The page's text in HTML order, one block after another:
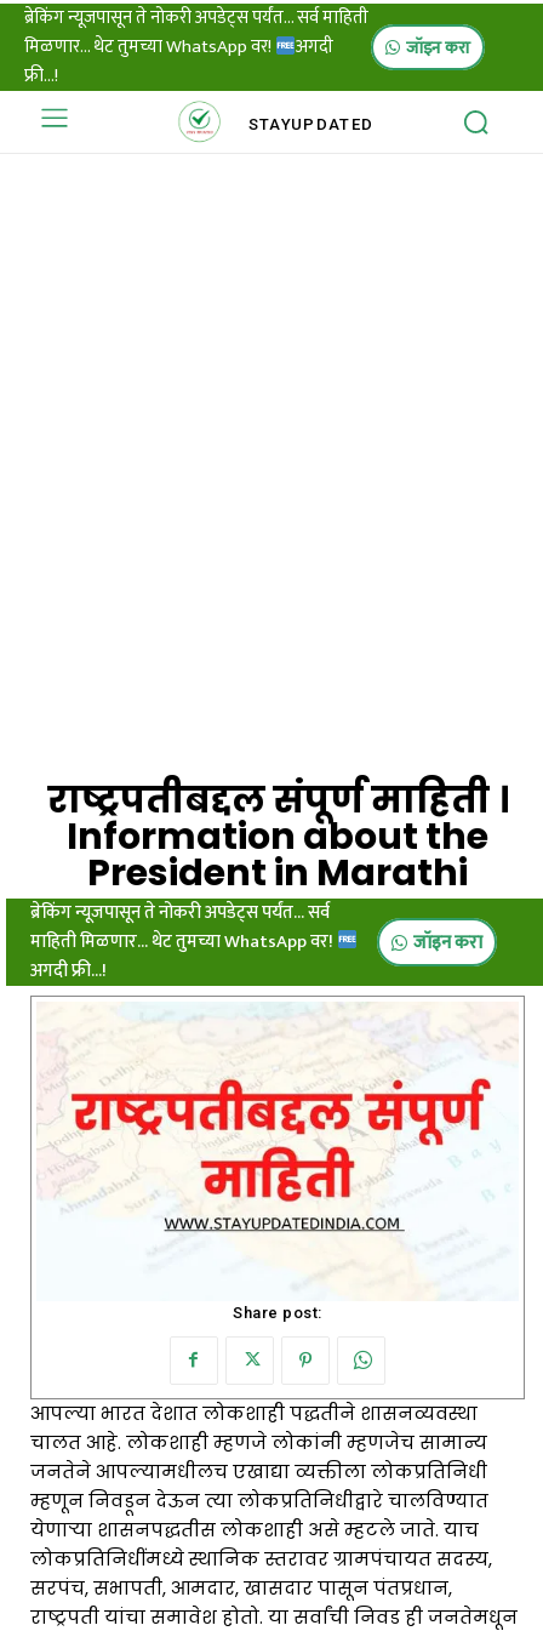
ब्रेकिंग न्यूजपासून ते नोकरी अपडेट्स पर्यंत... सर्व माहिती
मिळणार... थेट तुमच्या WhatsApp वर!
अगदी
फ्री...!
जॉइन करा
STAYUPDATED
राष्ट्रपतीबद्दल संपूर्ण माहिती ।
Information about the
President in Marathi
ब्रेकिंग न्यूजपासून ते नोकरी अपडेट्स पर्यंत... सर्व
माहिती मिळणार... थेट तुमच्या WhatsApp वर!
अगदी फ्री...!
जॉइन करा
Share post:
आपल्या भारत देशात लोकशाही पद्धतीने शासनव्यवस्था
चालत आहे. लोकशाही म्हणजे लोकांनी म्हणजेच सामान्य
जनतेने आपल्यामधीलच एखाद्या व्यक्तीला लोकप्रतिनिधी
म्हणून निवडून देऊन त्या लोकप्रतिनिधीद्वारे चालविण्यात
येणाऱ्या शासनपद्धतीस लोकशाही असे म्हटले जाते. याच
लोकप्रतिनिधींमध्ये स्थानिक स्तरावर ग्रामपंचायत सदस्य,
सरपंच, सभापती, आमदार, खासदार पासून पंतप्रधान,
राष्ट्रपती यांचा समावेश होतो. या सर्वांची निवड ही जनतेमधून